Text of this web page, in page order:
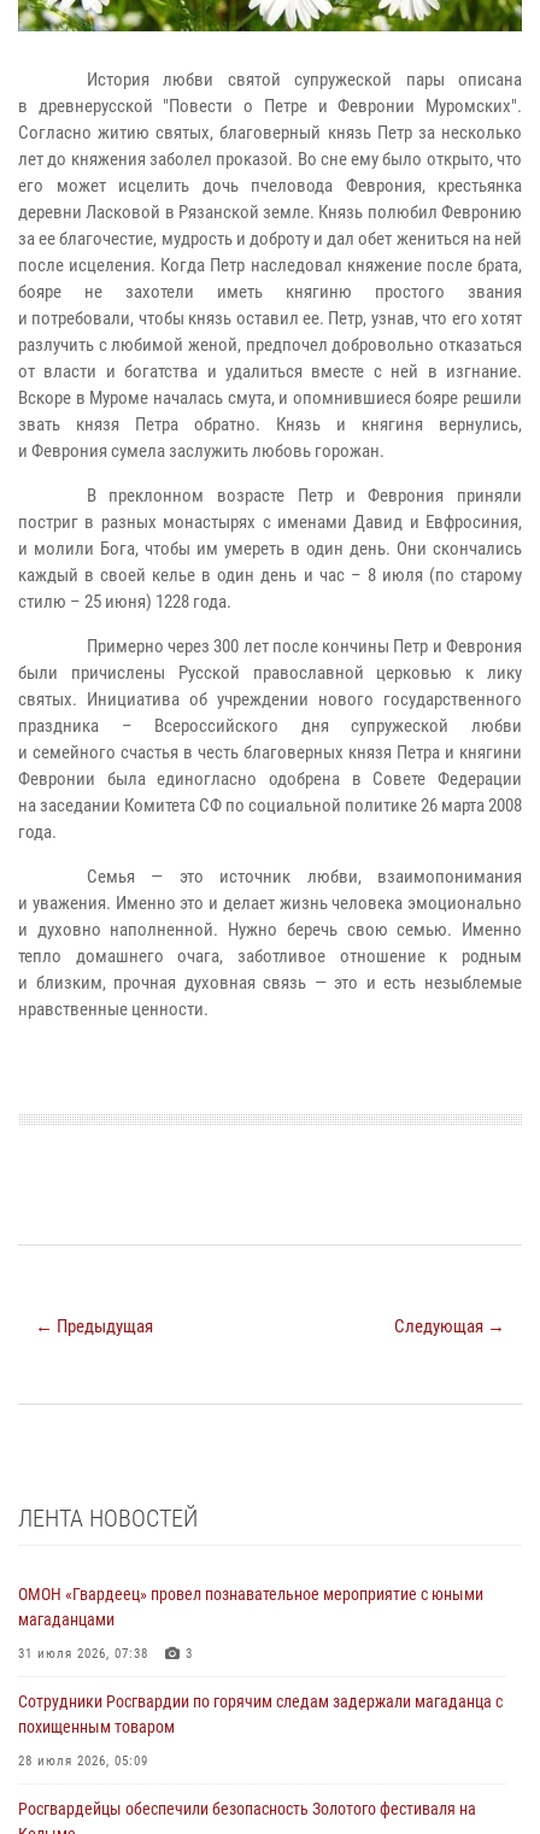
История любви святой супружеской пары описана
в древнерусской "Повести о Петре и Февронии Муромских".
Согласно житию святых, благоверный князь Петр за несколько
лет до княжения заболел проказой. Во сне ему было открыто, что
его может исцелить дочь пчеловода Феврония, крестьянка
деревни Ласковой в Рязанской земле. Князь полюбил Февронию
за ее благочестие, мудрость и доброту и дал обет жениться на ней
после исцеления. Когда Петр наследовал княжение после брата,
бояре не захотели иметь княгиню простого звания
и потребовали, чтобы князь оставил ее. Петр, узнав, что его хотят
разлучить с любимой женой, предпочел добровольно отказаться
от власти и богатства и удалиться вместе с ней в изгнание.
Вскоре в Муроме началась смута, и опомнившиеся бояре решили
звать князя Петра обратно. Князь и княгиня вернулись,
и Феврония сумела заслужить любовь горожан.
В преклонном возрасте Петр и Феврония приняли
постриг в разных монастырях с именами Давид и Евфросиния,
и молили Бога, чтобы им умереть в один день. Они скончались
каждый в своей келье в один день и час – 8 июля (по старому
стилю – 25 июня) 1228 года.
Примерно через 300 лет после кончины Петр и Феврония
были причислены Русской православной церковью к лику
святых. Инициатива об учреждении нового государственного
праздника – Всероссийского дня супружеской любви
и семейного счастья в честь благоверных князя Петра и княгини
Февронии была единогласно одобрена в Совете Федерации
на заседании Комитета СФ по социальной политике 26 марта 2008
года.
Семья — это источник любви, взаимопонимания
и уважения. Именно это и делает жизнь человека эмоционально
и духовно наполненной. Нужно беречь свою семью. Именно
тепло домашнего очага, заботливое отношение к родным
и близким, прочная духовная связь — это и есть незыблемые
нравственные ценности.
← Предыдущая Следующая →
ЛЕНТА НОВОСТЕЙ
ОМОН «Гвардеец» провел познавательное мероприятие с юными
магаданцами
31 июля 2026, 07:38 3
Сотрудники Росгвардии по горячим следам задержали магаданца с
похищенным товаром
28 июля 2026, 05:09
Росгвардейцы обеспечили безопасность Золотого фестиваля на